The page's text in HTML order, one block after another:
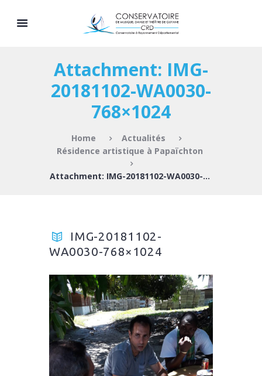
Attachment: IMG-
20181102-WA0030-
768×1024
Home
Actualités
Résidence artistique à Papaïchton
Attachment: IMG-20181102-WA0030-768×1024
IMG-20181102-
WA0030-768×1024